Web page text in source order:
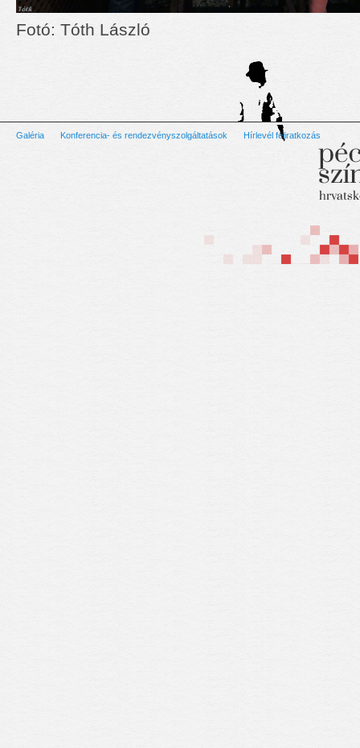
Fotó: Tóth László
Galéria Konferencia- és rendezvényszolgáltatások Hírlevél feliratkozás